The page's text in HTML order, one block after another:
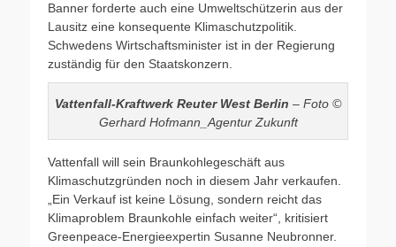
Banner forderte auch eine Umweltschützerin aus der
Lausitz eine konsequente Klimaschutzpolitik.
Schwedens Wirtschaftsminister ist in der Regierung
zuständig für den Staatskonzern.
Vattenfall-Kraftwerk Reuter West Berlin – Foto ©
Gerhard Hofmann_Agentur Zukunft
Vattenfall will sein Braunkohlegeschäft aus
Klimaschutzgründen noch in diesem Jahr verkaufen.
„Ein Verkauf ist keine Lösung, sondern reicht das
Klimaproblem Braunkohle einfach weiter“, kritisiert
Greenpeace-Energieexpertin Susanne Neubronner.